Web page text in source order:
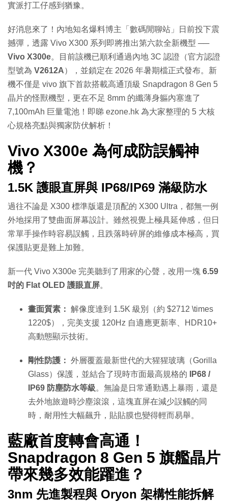
實派打工仔感到猶豫。
好消息來了！內地知名爆料博主「數碼閒聊站」日前投下震
撼彈，透露 Vivo X300 系列即將推出第六款全新機型 ──
Vivo X300e。目前該機已順利通過內地 3C 認證（官方認證
型號為 V2612A），並鎖定在 2026 年暑期檔正式發布。新
機不僅是 vivo 旗下首款搭載高通頂級 Snapdragon 8 Gen 5
晶片的怪獸機型，更在不足 8mm 的纖薄身軀內塞進了
7,100mAh 巨量電池！即睇 ezone.hk 為大家整理的 5 大核
心規格亮點與獨家防伏解析！
Vivo X300e 為何成防誤觸神
機？
1.5K 護眼直屏與 IP68/IP69 滿級防水
過往不論是 X300 標準版還是頂配的 X300 Ultra，都無一例
外地採用了雙曲面屏幕設計。雖然視覺上極具延伸感，但日
常單手操作時容易誤觸，且跌落時碎屏的維修成本極高，買
保護貼更是難上加難。
新一代 Vivo X300e 完美聽到了用家的心聲，改用一塊 6.59
吋的 Flat OLED 護眼直屏。
畫面質素： 解像度達到 1.5K 級別（約 $2712 \times
1220$），完美支援 120Hz 自適應更新率、HDR10+
高動態顯示技術。
剛性防護： 外層覆蓋最新世代的大猩猩玻璃（Gorilla
Glass）保護，並結合了現時市面最高規格的
IP68 /
IP69 防塵防水等級。無論是日常通勤遇上暴雨，還是
去外地旅遊時沙塵滾滾，這塊直屏在減少誤觸的同
時，耐用性大幅飆升，貼貼膜也變得輕而易舉。
藍廠首度轉會高通！
Snapdragon 8 Gen 5 旗艦晶片
帶來幾多效能躍進？
3nm 先進製程與 Oryon 架構性能拆解